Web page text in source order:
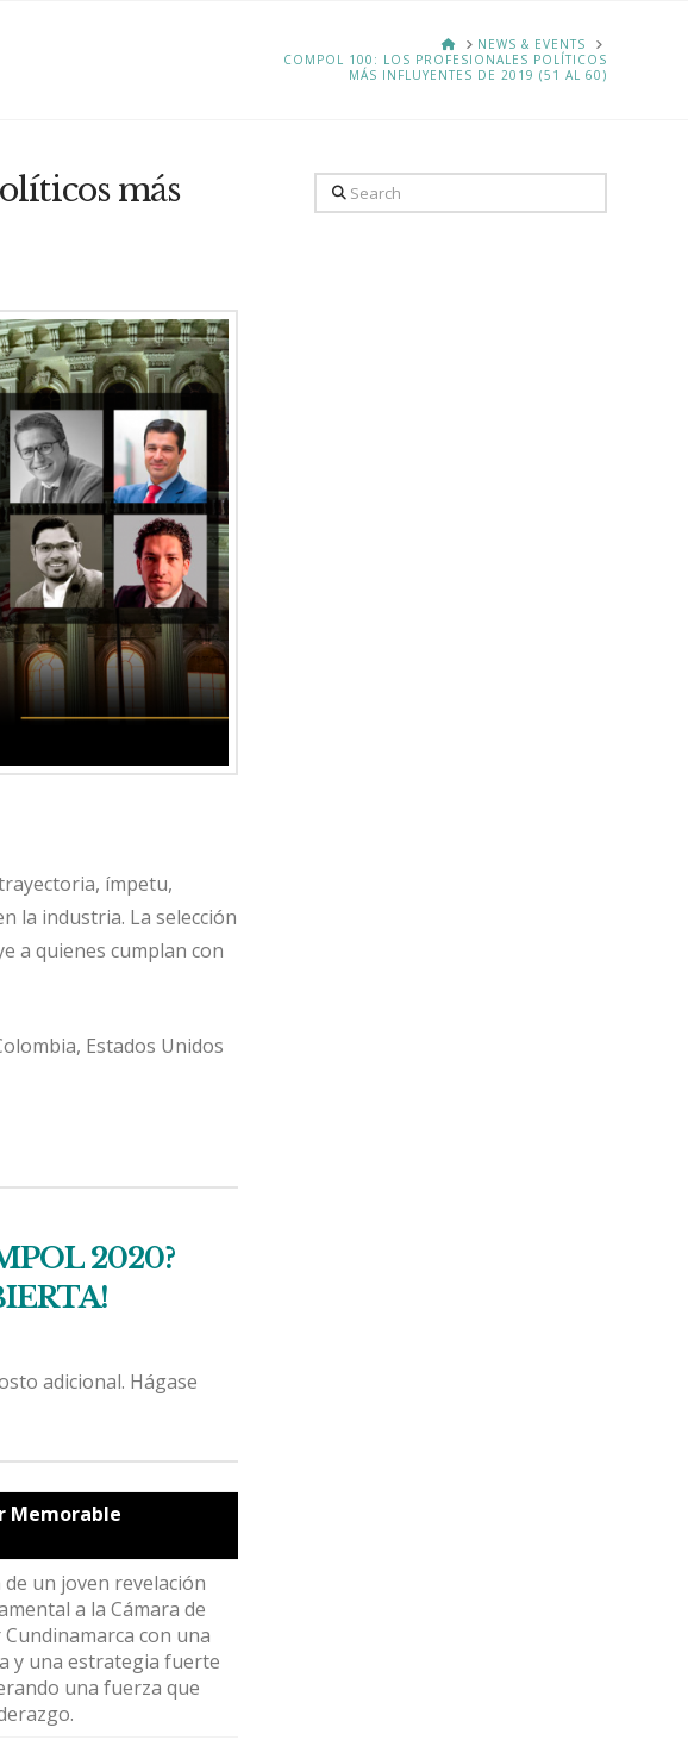
HOMENEWS & EVENTS
COMPOL 100: LOS PROFESIONALES POLÍTICOS
MÁS INFLUYENTES DE 2019 (51 AL 60)
más
ímpetu,
la industria. La selección
a quienes cumplan con
Estados Unidos
2020?
adicional. Hágase
Memorable
un joven revelación
a la Cámara de
con una
y una estrategia fuerte
una fuerza que
Search